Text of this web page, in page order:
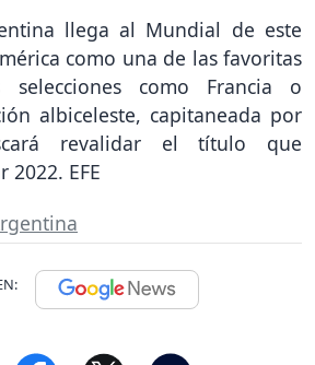
llega al Mundial de este
como una de las favoritas
como Francia o
albiceleste, capitaneada por
revalidar el título que
2022. EFE